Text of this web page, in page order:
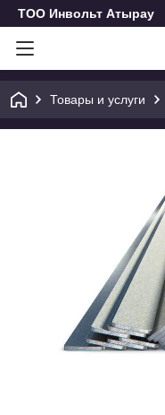
ТОО Инвольт Атырау
Товары и услуги